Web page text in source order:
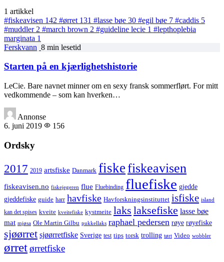
1 artikkel
#fiskeavisen 142 #ørret 131 #lasse bøe 30 #egil bøe 7 #caddis 5
#muddler 2 #march brown 2 #guideline lecie 1 #lepthoplebia
marginata 1
Ferskvann 8 min lesetid
Starten på en kjærlighetshistorie
LeCie. Bare navnet minner om en sexy fransk sommerflørt. For mitt
vedkommende – som kan hverken…
Annonse
6. juni 2019
156
Ordsky
2017 2019 artsfiske Danmark fiskefiskeavisen
fiskeavisen.no fiskejegeren flue Fluebinding fluefiske gjedde
gjeddefiske guide harr havfiske Havforskningsinstituttet isfiske island
kan det spises kveite kveitefiske kystmeite laks laksefiske lasse bøe
mat mjøsa Ole Martin Gilbu pukkellaks raphael pedersen røye røyefiske
sjøørret sjøørretfiske Sverige test tips torsk trolling tørt Video wobbler
ørretørretfiske